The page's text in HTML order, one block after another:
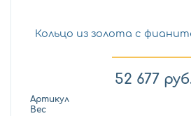
Кольцо из золота с
52 677
Артикул
Вес